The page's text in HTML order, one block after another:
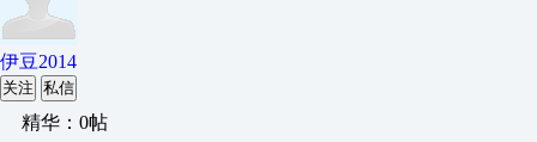
伊豆2014
关注 私信
精华：0帖